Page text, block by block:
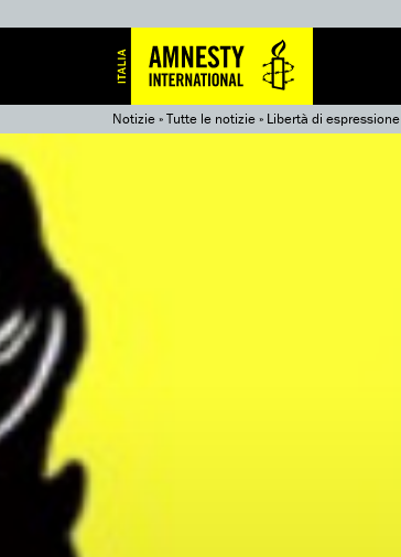
Notizie»Tutte le notizie» Libertà di espressione